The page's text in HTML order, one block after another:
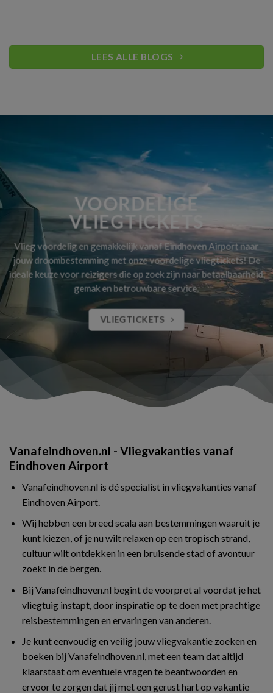
LEES ALLE BLOGS
VOORDELIGE
VLIEGTICKETS
Vlieg voordelig en gemakkelijk vanaf Eindhoven Airport naar
jouw droombestemming met onze voordelige vliegtickets! De
ideale keuze voor reizigers die op zoek zijn naar betaalbaarheid,
gemak en betrouwbare service.
VLIEGTICKETS
Vanafeindhoven.nl - Vliegvakanties vanaf
Eindhoven Airport
Vanafeindhoven.nl is dé specialist in vliegvakanties vanaf
Eindhoven Airport.
Wij hebben een breed scala aan bestemmingen waaruit je
kunt kiezen, of je nu wilt relaxen op een tropisch strand,
cultuur wilt ontdekken in een bruisende stad of avontuur
zoekt in de bergen.
Bij Vanafeindhoven.nl begint de voorpret al voordat je het
vliegtuig instapt, door inspiratie op te doen met prachtige
reisbestemmingen en ervaringen van anderen.
Je kunt eenvoudig en veilig jouw vliegvakantie zoeken en
boeken bij Vanafeindhoven.nl, met een team dat altijd
klaarstaat om eventuele vragen te beantwoorden en
ervoor te zorgen dat jij met een gerust hart op vakantie